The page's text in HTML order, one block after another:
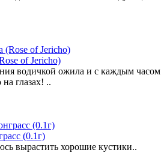
of Jericho)
водичкой ожила и с каждым часом
глазах! ..
(0.1г)
вырастить хорошие кустики..